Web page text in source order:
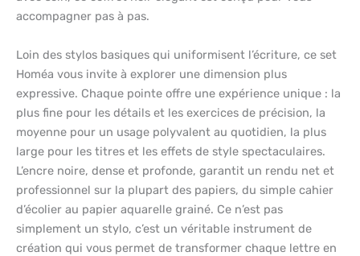
accompagner pas à pas.
Loin des stylos basiques qui uniformisent l’écriture, ce set
Homéa vous invite à explorer une dimension plus
expressive. Chaque pointe offre une expérience unique : la
plus fine pour les détails et les exercices de précision, la
moyenne pour un usage polyvalent au quotidien, la plus
large pour les titres et les effets de style spectaculaires.
L’encre noire, dense et profonde, garantit un rendu net et
professionnel sur la plupart des papiers, du simple cahier
d’écolier au papier aquarelle grainé. Ce n’est pas
simplement un stylo, c’est un véritable instrument de
création qui vous permet de transformer chaque lettre en